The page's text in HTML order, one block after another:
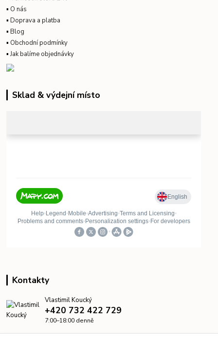
▪ O nás
▪Doprava a platba
▪Blog
▪ Obchodní podmínky
▪Jak balíme objednávky
Sklad & výdejní místo
Kontakty
Vlastimil Koucký
+420 732 422 729
7:00–18:00 denně